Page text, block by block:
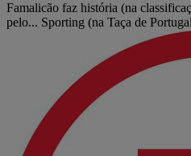
Famalicão faz história (na
pelo... Sporting (na Taça de